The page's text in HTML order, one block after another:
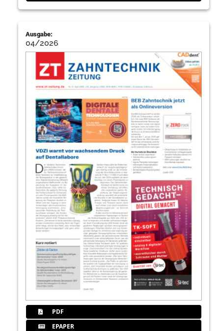
Ausgabe:
04/2026
PDF
EPAPER